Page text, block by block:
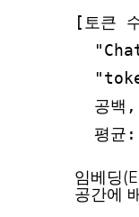
[토큰
공백,
임베딩
공간에